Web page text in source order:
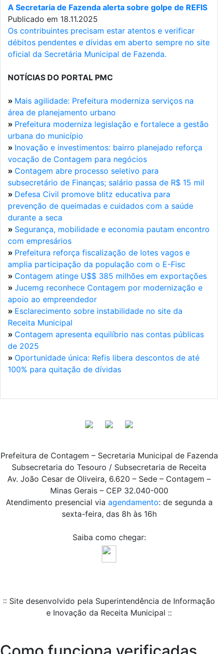
A Secretaria de Fazenda alerta sobre golpe de REFIS
Publicado em 18.11.2025
Os contribuintes precisam estar atentos e verificar
débitos pendentes e dívidas em aberto sempre no site
oficial da Secretária Municipal de Fazenda.
NOTÍCIAS DO PORTAL PMC
» Mais agilidade: Prefeitura moderniza serviços na
área de planejamento urbano
» Prefeitura moderniza legislação e fortalece a gestão
urbana do município
» Inovação e investimentos: bairro planejado reforça
vocação de Contagem para negócios
» Contagem abre processo seletivo para
subsecretário de Finanças; salário passa de R$ 15 mil
» Defesa Civil promove blitz educativa para
prevenção de queimadas e cuidados com a saúde
durante a seca
» Segurança, mobilidade e economia pautam encontro
com empresários
» Prefeitura reforça fiscalização de lotes vagos e
amplia participação da população com o E-Fisc
» Contagem atinge U$$ 385 milhões em exportações
» Jucemg reconhece Contagem por modernização e
apoio ao empreendedor
» Esclarecimento sobre instabilidade no site da
Receita Municipal
» Contagem apresenta equilíbrio nas contas públicas
de 2025
» Oportunidade única: Refis libera descontos de até
100% para quitação de dívidas
Prefeitura de Contagem – Secretaria Municipal de Fazenda
Subsecretaria do Tesouro / Subsecretaria de Receita
Av. João Cesar de Oliveira, 6.620 – Sede – Contagem –
Minas Gerais – CEP 32.040-000
Atendimento presencial via agendamento: de segunda a
sexta-feira, das 8h às 16h
Saiba como chegar:
:: Site desenvolvido pela Superintendência de Informação
e Inovação da Receita Municipal ::